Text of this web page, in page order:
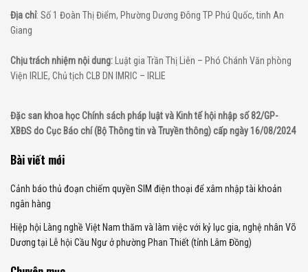
Địa chỉ: Số 1 Đoàn Thị Điểm, Phường Dương Đông TP Phú Quốc, tinh An
Giang
Chịu trách nhiệm nội dung: Luật gia Trần Thị Liên – Phó Chánh Văn phòng
Viện IRLIE, Chủ tịch CLB DN IMRIC – IRLIE
Đặc san khoa học Chính sách pháp luật và Kinh tế hội nhập số 82/GP-
XBĐS do Cục Báo chí (Bộ Thông tin và Truyền thông) cấp ngày 16/08/2024
Bài viết mới
Cảnh báo thủ đoạn chiếm quyền SIM điện thoại để xâm nhập tài khoản
ngân hàng
Hiệp hội Làng nghề Việt Nam thăm và làm việc với kỷ lục gia, nghệ nhân Võ
Dương tại Lễ hội Cầu Ngư ở phường Phan Thiết (tỉnh Lâm Đồng)